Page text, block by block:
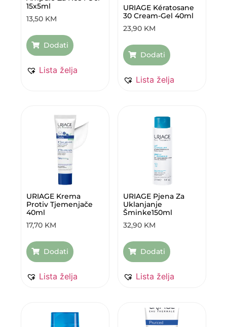
15x5ml
13,50 KM
Dodati
Lista želja
URIAGE Kératosane
30 Cream-Gel 40ml
23,90 KM
Dodati
Lista želja
URIAGE Krema
Protiv Tjemenjače
40ml
17,70 KM
Dodati
Lista želja
URIAGE Pjena Za
Uklanjanje
Šminke150ml
32,90 KM
Dodati
Lista želja